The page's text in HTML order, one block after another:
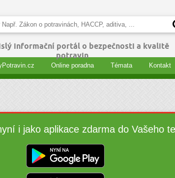
informační portál o bezpečnosti a kvalitě
potravin
Online poradna Témata Kontakt
i jako aplikace zdarma do Vašeho